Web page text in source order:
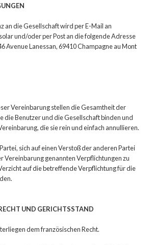
an die Gesellschaft wird per E-Mail an
und/oder per Post an die folgende Adresse
Avenue Lanessan, 69410 Champagne au Mont
Vereinbarung stellen die Gesamtheit der
die Benutzer und die Gesellschaft binden und
die sie rein und einfach annullieren.
sich auf einen Verstoß der anderen Partei
Vereinbarung genannten Verpflichtungen zu
auf die betreffende Verpflichtung für die
UND GERICHTSSTAND
dem französischen Recht.